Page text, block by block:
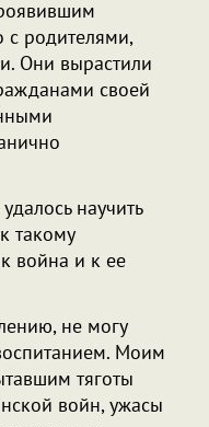
с родителями,
Они вырастили
своей
научить
такому
война и к ее
не могу
Моим
тяготы
войн, ужасы